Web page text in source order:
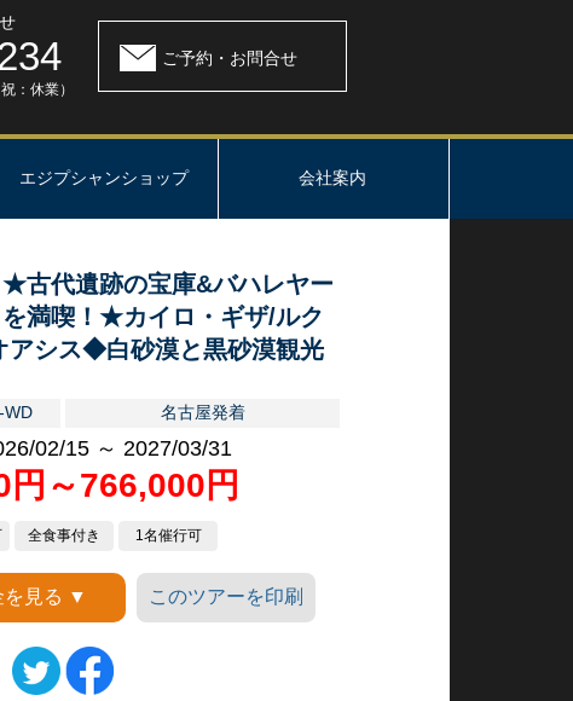
：休業）
ご予約・お問合せ
エジプシャンショップ 会社案内
スフィンクス
古代遺跡の宝庫&バハレヤー
満喫！★カイロ・ギザ/ルク
アシス◆白砂漠と黒砂漠観光
WD 名古屋発着
02/15 ～ 2027/03/31
円～766,000円
全食事付き 1名催行可
を見る ▼ このツアーを印刷